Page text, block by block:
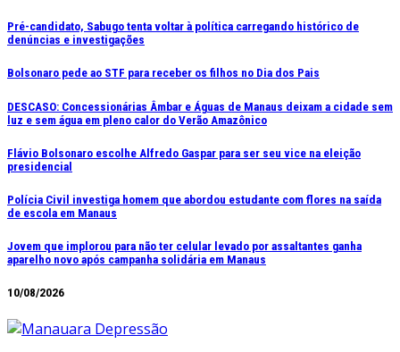
Ir
para
o
Pré-candidato, Sabugo tenta voltar à política carregando histórico de
denúncias e investigações
Bolsonaro pede ao STF para receber os filhos no Dia dos Pais
DESCASO: Concessionárias Âmbar e Águas de Manaus deixam a cidade sem
luz e sem água em pleno calor do Verão Amazônico
Flávio Bolsonaro escolhe Alfredo Gaspar para ser seu vice na eleição
presidencial
Polícia Civil investiga homem que abordou estudante com flores na saída
de escola em Manaus
Jovem que implorou para não ter celular levado por assaltantes ganha
aparelho novo após campanha solidária em Manaus
10/08/2026